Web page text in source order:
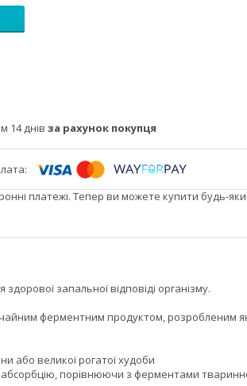
14 днів за рахунок покупця
платежі. Тепер ви можете купити будь-
запальної відповіді організму.
ферментним продуктом, розробленим
або великої рогатої худоби
порівнюючи з ферментами